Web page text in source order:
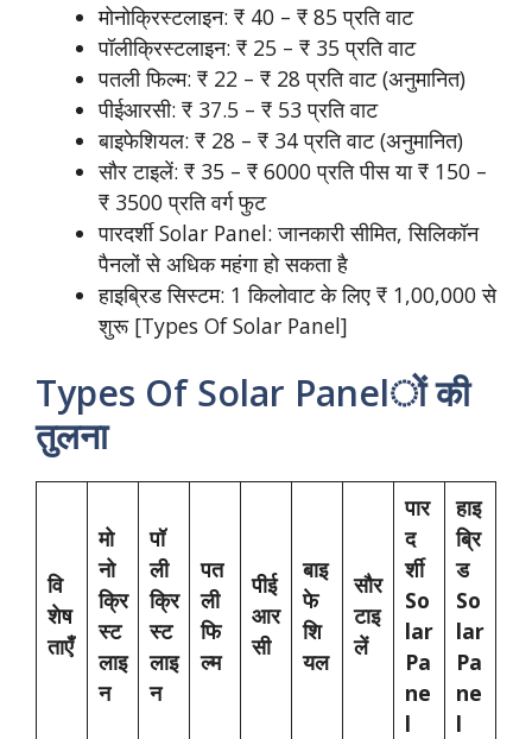
मोनोक्रिस्टलाइन: ₹ 40 – ₹ 85 प्रति वाट
पॉलीक्रिस्टलाइन: ₹ 25 – ₹ 35 प्रति वाट
पतली फिल्म: ₹ 22 – ₹ 28 प्रति वाट (अनुमानित)
पीईआरसी: ₹ 37.5 – ₹ 53 प्रति वाट
बाइफेशियल: ₹ 28 – ₹ 34 प्रति वाट (अनुमानित)
सौर टाइलें: ₹ 35 – ₹ 6000 प्रति पीस या ₹ 150 –
₹ 3500 प्रति वर्ग फुट
पारदर्शी Solar Panel: जानकारी सीमित, सिलिकॉन
पैनलों से अधिक महंगा हो सकता है
हाइब्रिड सिस्टम: 1 किलोवाट के लिए ₹ 1,00,000 से
शुरू [Types Of Solar Panel]
Types Of Solar Panelों की
तुलना
वि
शेष
ताएँ
मो
नो
क्रि
स्ट
लाइ
न
पॉ
ली
क्रि
स्ट
लाइ
न
पत
ली
फि
ल्म
पीई
आर
सी
बाइ
फे
शि
यल
सौर
टाइ
लें
पार
द
र्शी
So
lar
Pa
ne
l
हाइ
ब्रि
ड
So
lar
Pa
ne
l